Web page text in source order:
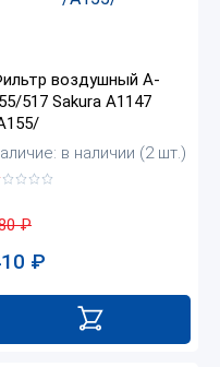
воздушный A-
517 Sakura A1147
в наличии (2 шт.)
₽
₽